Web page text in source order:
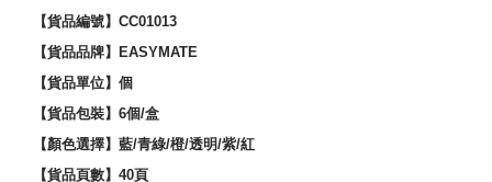
【貨品編號】CC01013
【貨品品牌】
EASYMATE
【貨品單位】個
【貨品包裝】6個/盒
【顏色選擇】藍/青綠/橙/透明/紫/紅
【貨品頁數】40頁